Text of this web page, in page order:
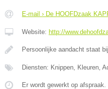
E-mail › De HOOFDzaak
Website: http://
Persoonlijke aandacht staat
Diensten: Knippen, Kleuren,
Er wordt gewerkt op afspraak.